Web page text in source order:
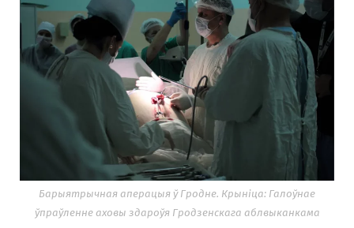
Барыятрычная аперацыя ў Гродне. Крыніца: Галоўнае
ўпраўленне аховы здароўя Гродзенскага аблвыканкама